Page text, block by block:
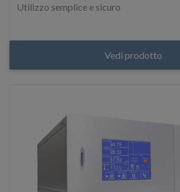
Utilizzo semplice e sicuro
Vedi prodotto